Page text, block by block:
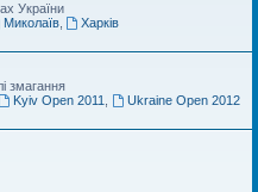
України
Миколаїв,
Харків
змагання
Kyiv Open 2011
Ukraine Open 2012